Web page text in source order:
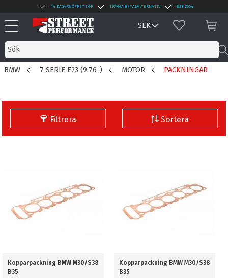
Meny
14 DAGARS ÖPPET KÖP TRYGGA BETALALTERNATIV EST 2004
FAVORITER
BMW 7 SERIE E23 (9.76-) MOTOR PACKNINGAR
Filtrera Sortera
Kopparpackning BMW M30/S38
B35
Kopparpackning BMW M30/S38
B35